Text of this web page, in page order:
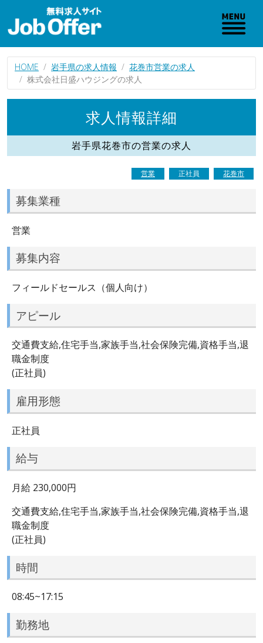
HOME 岩手県の求人情報
花巻市営業の求人
株式会社日盛ハウジングの求人
求人情報詳細
岩手県花巻市の営業の求人
営業 正社員 花巻市
募集業種
営業
募集内容
フィールドセールス（個人向け）
アピール
交通費支給,住宅手当,家族手当,社会保険完備,資格手当,退
職金制度
(正社員)
雇用形態
正社員
給与
月給 230,000円
交通費支給,住宅手当,家族手当,社会保険完備,資格手当,退
職金制度
(正社員)
時間
08:45~17:15
勤務地